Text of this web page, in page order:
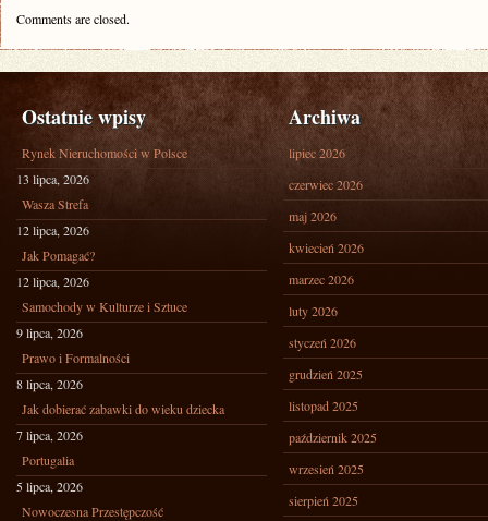
Comments are closed.
Ostatnie wpisy
Rynek Nieruchomości w Polsce
13 lipca, 2026
Wasza Strefa
12 lipca, 2026
Jak Pomagać?
12 lipca, 2026
Samochody w Kulturze i Sztuce
9 lipca, 2026
Prawo i Formalności
8 lipca, 2026
Jak dobierać zabawki do wieku dziecka
7 lipca, 2026
Portugalia
5 lipca, 2026
Nowoczesna Przestępczość
Archiwa
lipiec 2026
czerwiec 2026
maj 2026
kwiecień 2026
marzec 2026
luty 2026
styczeń 2026
grudzień 2025
listopad 2025
październik 2025
wrzesień 2025
sierpień 2025